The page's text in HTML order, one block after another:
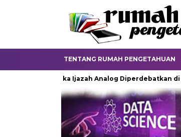
TENTANG RUMAH PENGETAHUAN
Ketika Ijazah Analog Diperdebatkan di Dunia